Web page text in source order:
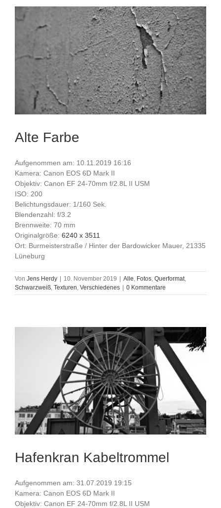
Alte Farbe
Aufgenommen am: 10.11.2019 16:16
Kamera: Canon EOS 6D Mark II
Objektiv: Canon EF 24-70mm f/2.8L II USM
ISO: 200
Belichtungsdauer: 1/160 Sek.
Blendenzahl: f/3.2
Brennweite: 70 mm
Originalgröße: 6240 x 3511
Ort: Burmeisterstraße / Hinter der Bardowicker Mauer, 21335
Lüneburg
Von Jens Herdy | 10. November 2019 | Alle Fotos Querformat
Schwarzweiß Texturen Verschiedenes | 0 Kommentare
Hafenkran Kabeltrommel
Aufgenommen am: 31.07.2019 19:15
Kamera: Canon EOS 6D Mark II
Objektiv: Canon EF 24-70mm f/2.8L II USM